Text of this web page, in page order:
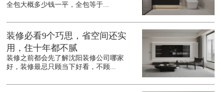
全包大概多少钱一平，全包等于...
装修必看9个巧思，省空间还实
用，住十年都不腻
装修之前都会先了解沈阳装修公司哪家
好，装修最忌只顾当下好看，不顾...